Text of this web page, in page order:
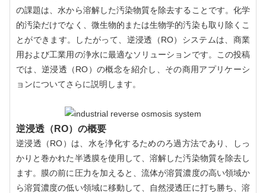
の課題は、水から溶解した汚染物質を除去することです。化学
的汚染だけでなく、微生物的または生物学的汚染も取り除くこ
とができます。したがって、逆浸透（RO）システムは、商業
用および工業用の浄水に最適なソリューションです。この投稿
では、逆浸透（RO）の概念を紹介し、その商用アプリケーシ
ョンについてさらに説明します。
逆浸透（RO）の概要
逆浸透（RO）は、水を浄化するためのろ過方法であり、しっ
かりと巻かれた半透膜を使用して、溶解した汚染物質を除去し
ます。膜の前に圧力を加えると、流体が溶質濃度の高い領域か
ら溶質濃度の低い領域に移動して、自然浸透圧に打ち勝ち、溶